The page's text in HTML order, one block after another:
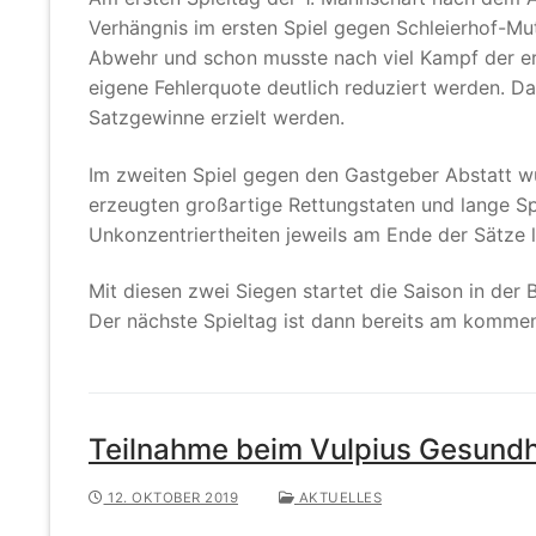
Verhängnis im ersten Spiel gegen Schleierhof-
Abwehr und schon musste nach viel Kampf der
eigene Fehlerquote deutlich reduziert werden.
Satzgewinne erzielt werden.
Im zweiten Spiel gegen den Gastgeber Abstatt
erzeugten großartige Rettungstaten und lange
Unkonzentriertheiten jeweils am Ende der
Mit diesen zwei Siegen startet die Saison in der
Der nächste Spieltag ist dann bereits am
Teilnahme beim Vulpius
12. OKTOBER 2019 AKTUELLES